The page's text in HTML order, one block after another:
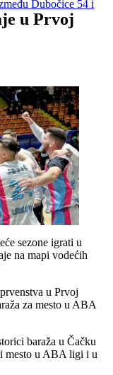
Dubočice 54 i
u Prvoj
sezone igrati u
na mapi vodećih
u Prvoj
za mesto u ABA
baraža u Čačku
mesto u ABA ligi i u